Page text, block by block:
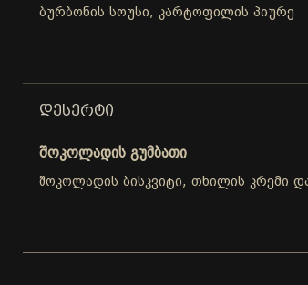
ბურბონის სოუსი, კარტოფილის პიურე
ᲓᲔᲡᲔᲠᲢᲘ
შოკოლადის გუმბათი
შოკოლადის ბისკვიტი, თხილის კრემი